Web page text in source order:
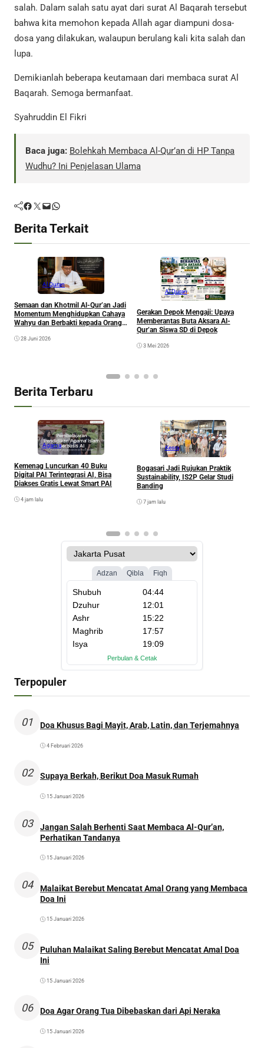
salah. Dalam salah satu ayat dari surat Al Baqarah tersebut
bahwa kita memohon kepada Allah agar diampuni dosa-
dosa yang dilakukan, walaupun berulang kali kita salah dan
lupa.
Demikianlah beberapa keutamaan dari membaca surat Al
Baqarah. Semoga bermanfaat.
Syahruddin El Fikri
Baca juga: Bolehkah Membaca Al-Qur’an di HP Tanpa
Wudhu? Ini Penjelasan Ulama
Facebook Twitter Mail WhatsApp
Berita Terkait
Al Quran
Semaan dan Khotmil Al-Qur’an Jadi
Momentum Menghidupkan Cahaya
Wahyu dan Berbakti kepada Orang
28 Juni 2026
Al Quran
Gerakan Depok Mengaji: Upaya
Memberantas Buta Aksara Al-
Qur’an Siswa SD di Depok
3 Mei 2026
Berita Terbaru
Agama
Kemenag Luncurkan 40 Buku
Digital PAI Terintegrasi AI, Bisa
Diakses Gratis Lewat Smart PAI
4 jam lalu
Kesra
Bogasari Jadi Rujukan Praktik
Sustainability, IS2P Gelar Studi
Banding
7 jam lalu
Terpopuler
01 Doa Khusus Bagi Mayit, Arab, Latin, dan Terjemahnya
4 Februari 2026
02 Supaya Berkah, Berikut Doa Masuk Rumah
15 Januari 2026
03
Jangan Salah Berhenti Saat Membaca Al-Qur’an,
Perhatikan Tandanya
15 Januari 2026
04
Malaikat Berebut Mencatat Amal Orang yang Membaca
Doa Ini
15 Januari 2026
05
Puluhan Malaikat Saling Berebut Mencatat Amal Doa
Ini
15 Januari 2026
06 Doa Agar Orang Tua Dibebaskan dari Api Neraka
15 Januari 2026